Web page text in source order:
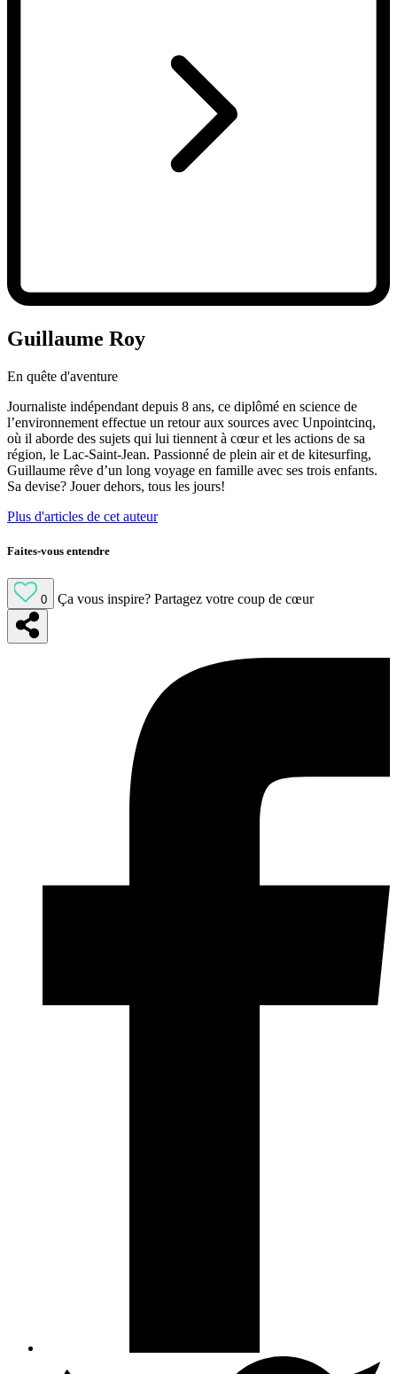
Guillaume Roy
En quête d'aventure
Journaliste indépendant depuis 8 ans, ce diplômé en science de
l’environnement effectue un retour aux sources avec Unpointcinq,
où il aborde des sujets qui lui tiennent à cœur et les actions de sa
région, le Lac-Saint-Jean. Passionné de plein air et de kitesurfing,
Guillaume rêve d’un long voyage en famille avec ses trois enfants.
Sa devise? Jouer dehors, tous les jours!
Plus d'articles de cet auteur
Faites-vous entendre
0 Ça vous inspire? Partagez votre coup de cœur